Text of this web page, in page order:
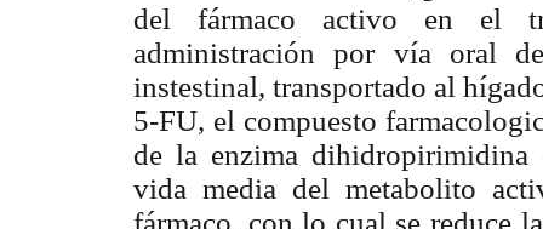
del fármaco activo en el
administración por vía oral
instestinal, transportado al
5-FU, el compuesto
de la enzima dihidropirimidina
vida media del metabolito